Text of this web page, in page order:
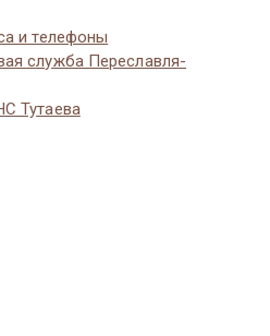
и телефоны
служба Переславля-
Тутаева